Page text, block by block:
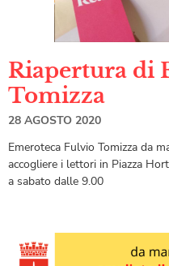
Riapertura di
Tomizza
28 AGOSTO 2020
Emeroteca Fulvio Tomizza da
accogliere i lettori in Piazza
a sabato dalle 9.00